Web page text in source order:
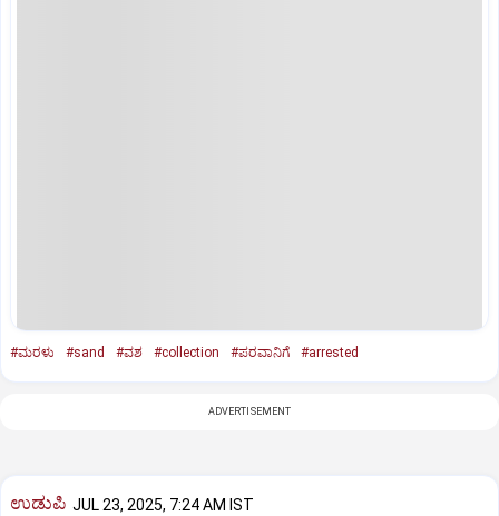
#ಮರಳು #sand #ವಶ #collection #ಪರವಾನಿಗೆ #arrested
ADVERTISEMENT
ಉಡುಪಿ JUL 23, 2025, 7:24 AM IST